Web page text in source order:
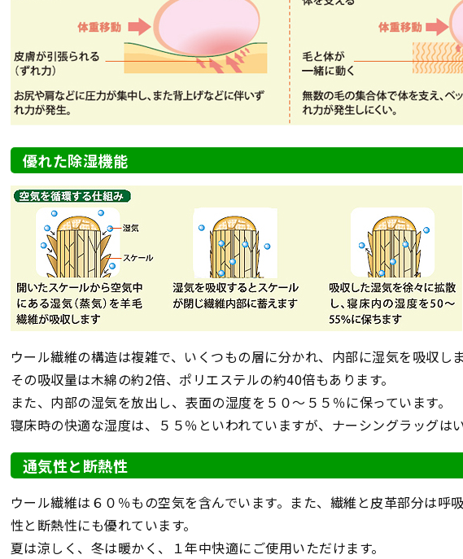
優れた除湿機能
ウール繊維の構造は複雑で、いくつもの層に分かれ、内部に湿気を吸収し
その吸収量は木綿の約2倍、ポリエステルの約40倍もあります。
また、内部の湿気を放出し、表面の湿度を５０～５５％に保っています。
寝床時の快適な湿度は、５５％といわれていますが、ナーシングラッグは
通気性と断熱性
ウール繊維は６０％もの空気を含んでいます。また、繊維と皮革部分は呼
性と断熱性にも優れています。
夏は涼しく、冬は暖かく、１年中快適にご使用いただけます。